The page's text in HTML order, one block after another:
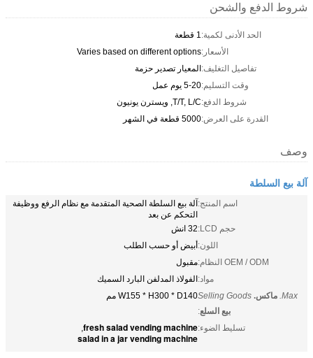
شروط الدفع والشحن
الحد الأدنى لكمية:1 قطعة
الأسعار:Varies based on different options
تفاصيل التغليف:المعيار تصدير حزمة
وقت التسليم:5-20 يوم عمل
شروط الدفع:T/T, L/C, ويسترن يونيون
القدرة على العرض:5000 قطعة في الشهر
وصف
آلة بيع السلطة
اسم المنتج:آلة بيع السلطة الصحية المتقدمة مع نظام الرفع ووظيفة
التحكم عن بعد
حجم LCD:
32 انش
اللون:أبيض أو حسب الطلب
OEM / ODM النظام:
مقبول
مواد:الفولاذ المدلفن البارد السميك
Max. ماكس. Selling Goods
بيع السلع:
W155 * H300 * D140 مم
تسليط الضوء:fresh salad vending machine
,
salad in a jar vending machine